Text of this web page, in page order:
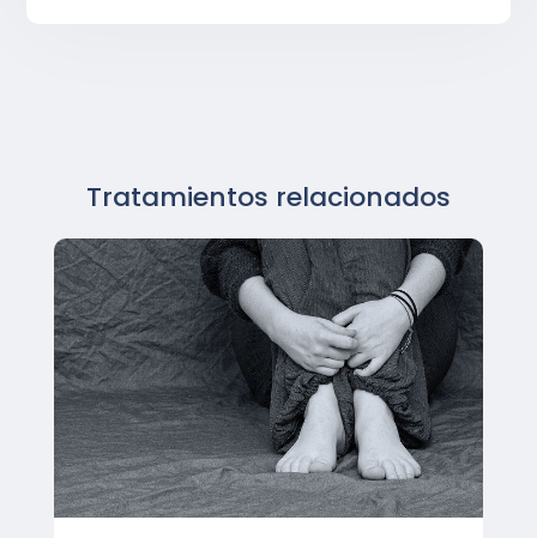
Tratamientos relacionados